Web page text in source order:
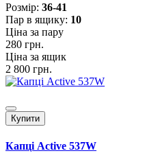
Розмiр: 36-41
Пар в ящику: 10
Ціна за пару
280 грн.
Ціна за ящик
2 800 грн.
Купити
Капці Active 537W